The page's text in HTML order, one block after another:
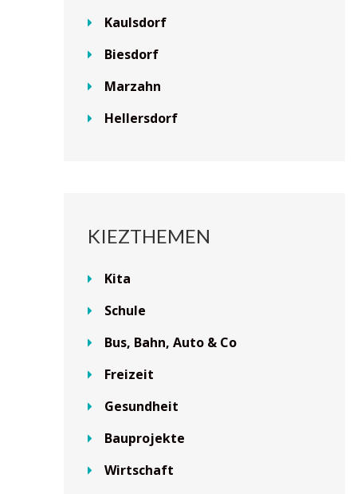
Kaulsdorf
Biesdorf
Marzahn
Hellersdorf
KIEZTHEMEN
Kita
Schule
Bus, Bahn, Auto & Co
Freizeit
Gesundheit
Bauprojekte
Wirtschaft